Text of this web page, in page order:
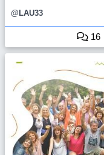
@LAU33
16